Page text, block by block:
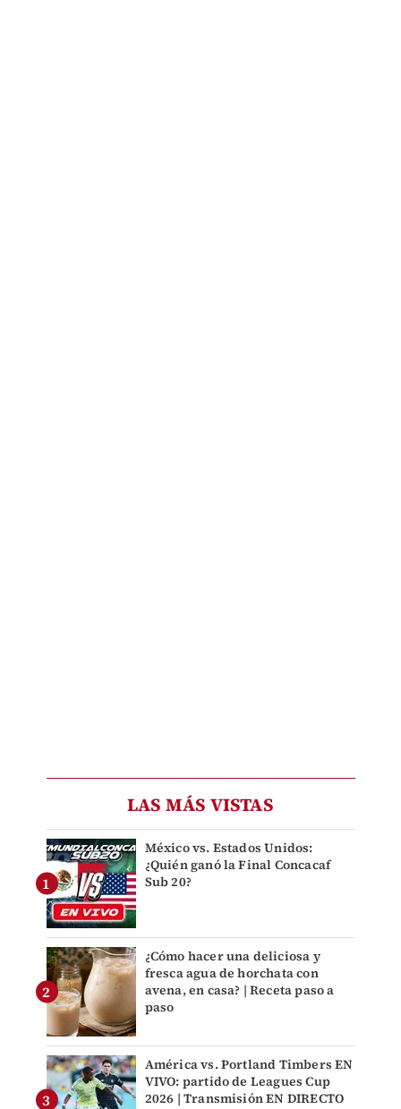
LAS MÁS VISTAS
México vs. Estados Unidos:
¿Quién ganó la Final Concacaf
Sub 20?
¿Cómo hacer una deliciosa y
fresca agua de horchata con
avena, en casa? | Receta paso a
paso
América vs. Portland Timbers EN
VIVO: partido de Leagues Cup
2026 | Transmisión EN DIRECTO